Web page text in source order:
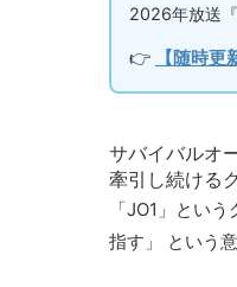
2026年放送
👉 【随時
サバイバルオ
牽引し続ける
「JO1」とい
指す」 という